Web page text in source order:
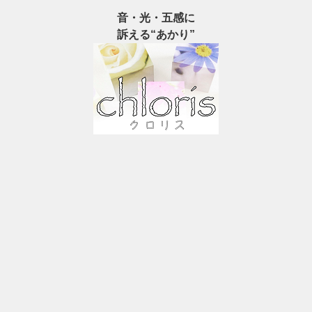
音・光・五感に
訴える“あかり”